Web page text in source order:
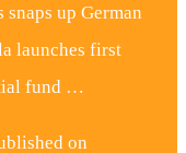
up German
launches first
fund …
on